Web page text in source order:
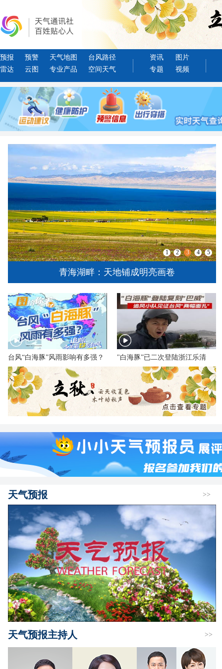
预报 预警 天气地图
台风路径
雷达
云图 专业产品 空间天气
资讯
图片
专题
视频
青海湖畔：天地铺成明亮画卷
1 2 3 4 5
台风“白海豚”风雨影响有多强？ "白海豚”已二次登陆浙江乐清
天气预报 >>
>>
天气预报主持人